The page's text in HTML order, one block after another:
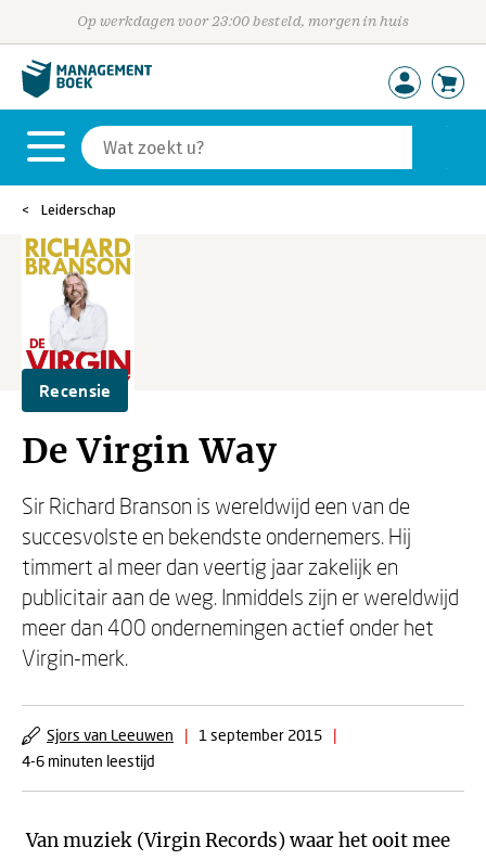
Op werkdagen voor 23:00 besteld, morgen in huis
Leiderschap
Recensie
De Virgin Way
Sir Richard Branson is wereldwijd een van de
succesvolste en bekendste ondernemers. Hij
timmert al meer dan veertig jaar zakelijk en
publicitair aan de weg. Inmiddels zijn er wereldwijd
meer dan 400 ondernemingen actief onder het
Virgin-merk.
Sjors van Leeuwen | 1 september 2015
|
4-6 minuten leestijd
Van muziek (Virgin Records) waar het ooit mee